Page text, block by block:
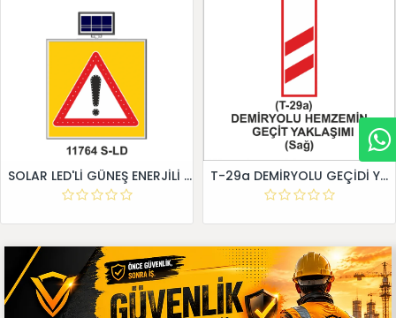
SOLAR LED'Lİ GÜNEŞ ENERJİLİ LEVHA T-29a DEMİRYOLU GEÇİDİ YAKLAŞIM LEVHALARI (Sağ)